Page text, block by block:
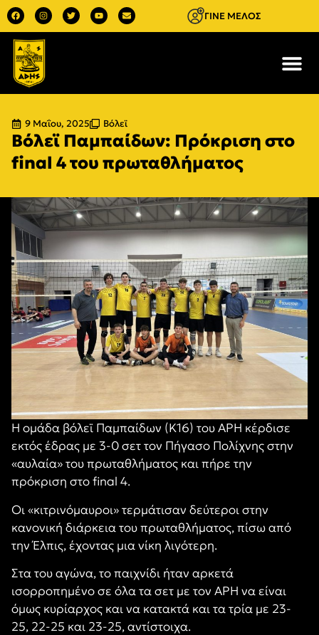
ΓΙΝΕ ΜΕΛΟΣ
9 Μαΐου, 2025 Βόλεϊ
Βόλεϊ Παμπαίδων: Πρόκριση στο
final 4 του πρωταθλήματος
Η ομάδα βόλεϊ Παμπαίδων (Κ16) του ΑΡΗ κέρδισε
εκτός έδρας με 3-0 σετ τον Πήγασο Πολίχνης στην
«αυλαία» του πρωταθλήματος και πήρε την
πρόκριση στο final 4.
Οι «κιτρινόμαυροι» τερμάτισαν δεύτεροι στην
κανονική διάρκεια του πρωταθλήματος, πίσω από
την Έλπις, έχοντας μια νίκη λιγότερη.
Στα του αγώνα, το παιχνίδι ήταν αρκετά
ισορροπημένο σε όλα τα σετ με τον ΑΡΗ να είναι
όμως κυρίαρχος και να κατακτά και τα τρία με 23-
25, 22-25 και 23-25, αντίστοιχα.